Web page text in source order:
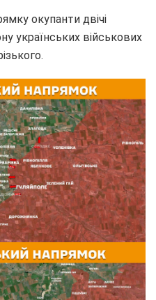
окупанти двічі
українських військових